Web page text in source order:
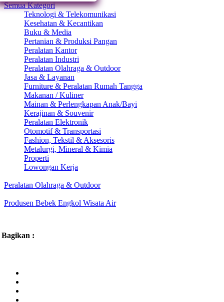
Semua Kategori
Teknologi & Telekomunikasi
Kesehatan & Kecantikan
Buku & Media
Pertanian & Produksi Pangan
Peralatan Kantor
Peralatan Industri
Peralatan Olahraga & Outdoor
Jasa & Layanan
Furniture & Peralatan Rumah Tangga
Makanan / Kuliner
Mainan & Perlengkapan Anak/Bayi
Kerajinan & Souvenir
Peralatan Elektronik
Otomotif & Transportasi
Fashion, Tekstil & Aksesoris
Metalurgi, Mineral & Kimia
Properti
Lowongan Kerja
Peralatan Olahraga & Outdoor
Produsen Bebek Engkol Wisata Air
Bagikan :